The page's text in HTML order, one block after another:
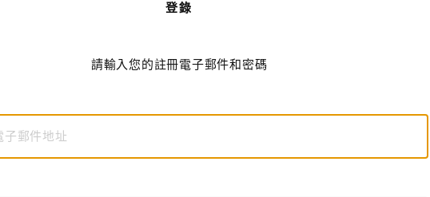
登錄
請輸入您的註冊電子郵件和密碼